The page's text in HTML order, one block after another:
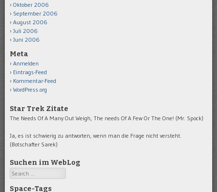
Oktober 2006
September 2006
August 2006
Juli 2006
Juni 2006
Meta
Anmelden
Eintrags-Feed
Kommentar-Feed
WordPress.org
Star Trek Zitate
The Needs Of A Many Out Weigh, The needs Of A Few Or The One! (Mr. Spock)
Ja, es ist schwierig zu antworten, wenn man die Frage nicht versteht.
(Botschafter Sarek)
Suchen im WebLog
Search
Space-Tags